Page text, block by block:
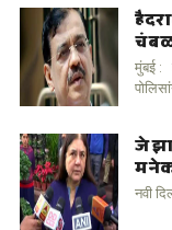
मुंबई :
जे
नवी